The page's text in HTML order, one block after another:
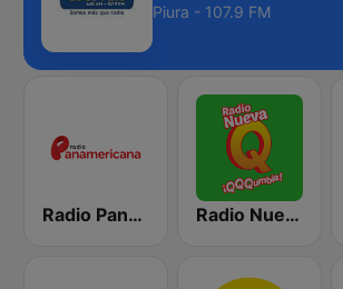
Piura - 107.9 FM
Radio Panamericana Radio Nueva Q